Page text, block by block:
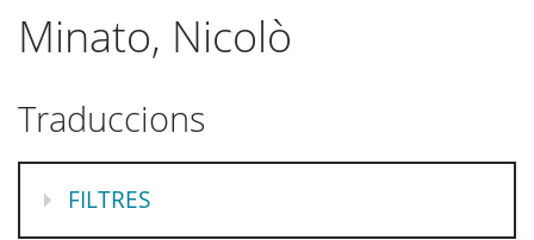
Minato, Nicolò
Traduccions
MOSTRA
FILTRES